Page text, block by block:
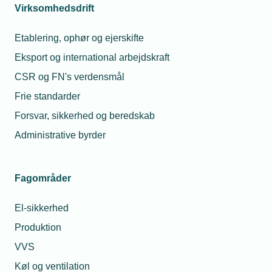
Virksomhedsdrift
Etablering, ophør og ejerskifte
Eksport og international arbejdskraft
CSR og FN's verdensmål
Frie standarder
Forsvar, sikkerhed og beredskab
Administrative byrder
Fagområder
El-sikkerhed
Produktion
VVS
Køl og ventilation
fokus på den grønne dagsorden, siger Niels Jørgen
strakspakke
, som TEKNIQ Arbejdsgiverne
præsenterede i sidste uge.
Læs mere om samme emne:
Relaterede nyheder